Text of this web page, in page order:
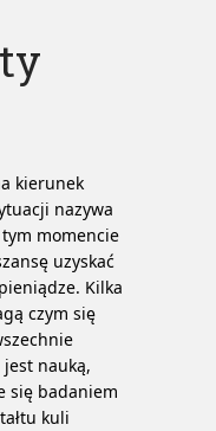
kierunek
nazywa
momencie
uzyskać
Kilka
czym się
jest nauką,
się badaniem
kuli